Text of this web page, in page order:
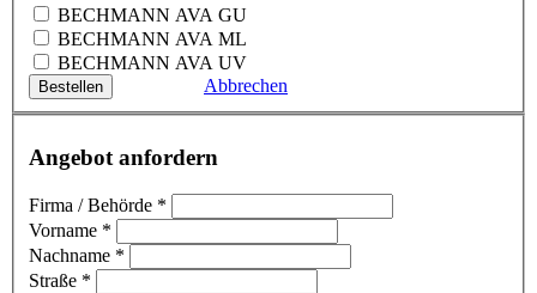
BECHMANN AVA GU
BECHMANN AVA ML
BECHMANN AVA UV
Abbrechen
Angebot anfordern
Firma / Behörde *
Vorname *
Nachname *
Straße *